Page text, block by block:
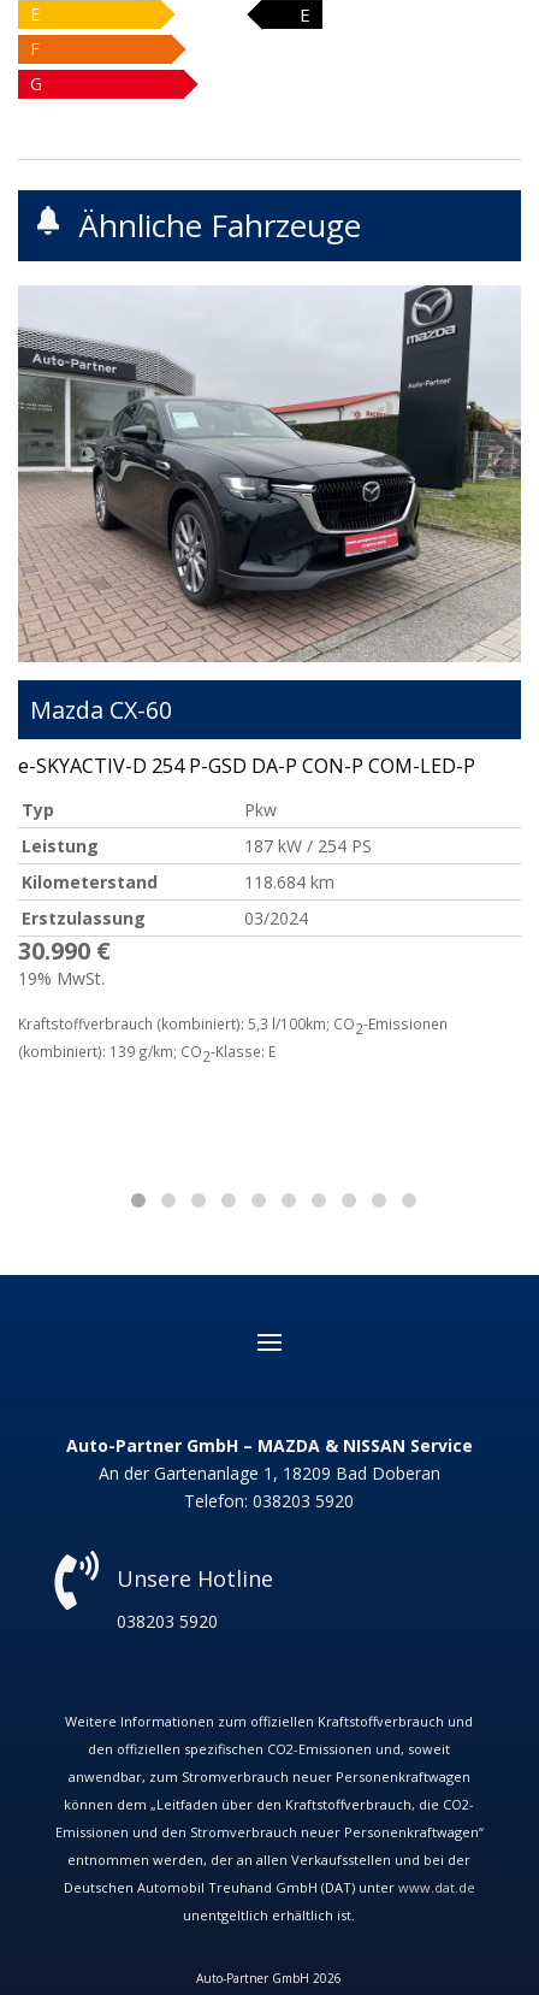
E
E
F
G
Ähnliche Fahrzeuge
Mazda CX-60
e-SKYACTIV-D 254 P-GSD DA-P CON-P COM-LED-P
Typ
Pkw
Leistung
187 kW / 254 PS
Kilometerstand
118.684 km
Erstzulassung
03/2024
30.990 €
19% MwSt.
Kraftstoffverbrauch (kombiniert): 5,3 l/100km; CO2-Emissionen
(kombiniert): 139 g/km; CO2-Klasse: E
Auto-Partner GmbH – MAZDA & NISSAN Service
An der Gartenanlage 1, 18209 Bad Doberan
Telefon:038203 5920
 Unsere Hotline
038203 5920
Weitere Informationen zum offiziellen Kraftstoffverbrauch und
den offiziellen spezifischen CO2-Emissionen und, soweit
anwendbar, zum Stromverbrauch neuer Personenkraftwagen
können dem „Leitfaden über den Kraftstoffverbrauch, die CO2-
Emissionen und den Stromverbrauch neuer Personenkraftwagen“
entnommen werden, der an allen Verkaufsstellen und bei der
Deutschen Automobil Treuhand GmbH (DAT) unter www.dat.de
unentgeltlich erhältlich ist.
Auto-Partner GmbH 2026